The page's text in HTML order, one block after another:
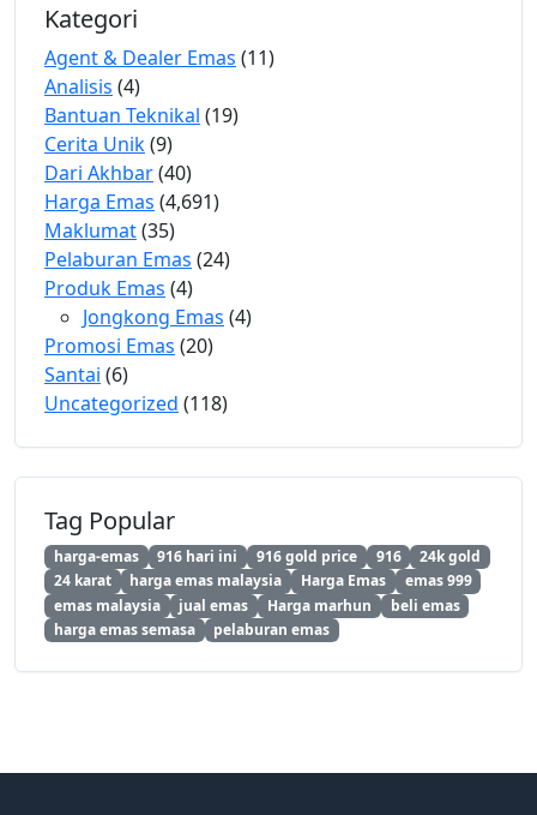
Kategori
Agent & Dealer Emas (11)
Analisis (4)
Bantuan Teknikal (19)
Cerita Unik(9)
Dari Akhbar(40)
Harga Emas (4,691)
Maklumat(35)
Pelaburan Emas (24)
Produk Emas (4)
Jongkong Emas (4)
Promosi Emas (20)
Santai (6)
Uncategorized (118)
Tag Popular
harga-emas 916 hari ini 916 gold price 916
24k gold
24 karat
harga emas malaysia Harga Emas
emas 999
emas malaysia
jual emas Harga marhun
beli emas
harga emas semasa
pelaburan emas